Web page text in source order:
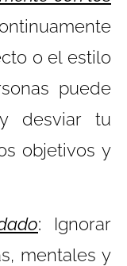
o el estilo
puede
desviar tu
objetivos y
: Ignorar
mentales y